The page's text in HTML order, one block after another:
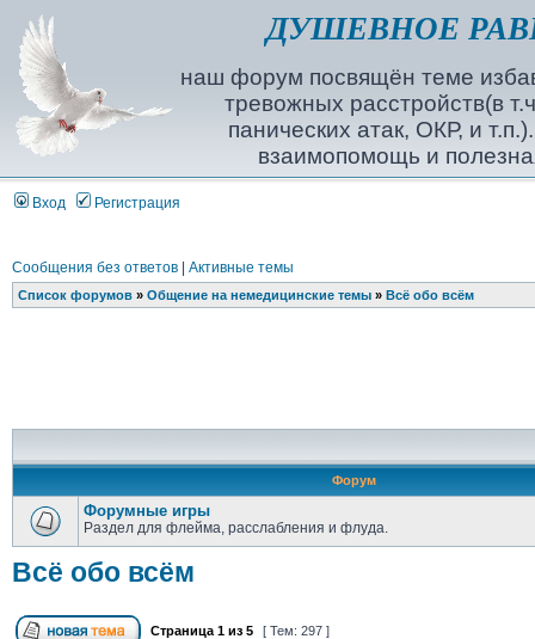
ДУШЕВНОЕ
наш форум посвящён теме
тревожных расстройств(в
панических атак, ОКР, и
взаимопомощь и
Вход Регистрация
Сообщения без ответов| Активные темы
Список форумов» Общение на немедицинские темы» Всё обо всём
Форум
Форумные игры
Раздел для флейма, расслабления и флуда.
Всё обо всём
Страница 1из 5 [ Тем: 297 ]